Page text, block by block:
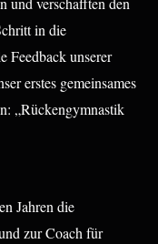
in die
Feedback unserer
erstes gemeinsames
„Rückengymnastik
Jahren die
zur Coach für